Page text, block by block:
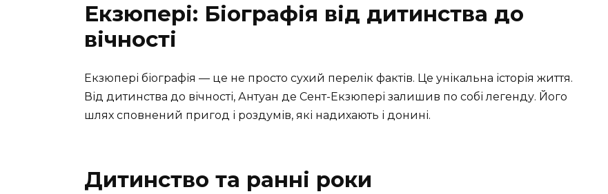
Екзюпері: Біографія від дитинства до
вічності
Екзюпері біографія — це не просто сухий перелік фактів. Це унікальна історія життя.
Від дитинства до вічності, Антуан де Сент-Екзюпері залишив по собі легенду. Його
шлях сповнений пригод і роздумів, які надихають і донині.
Дитинство та ранні роки